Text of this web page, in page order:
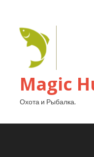
Magic
Охота и Рыбалка.